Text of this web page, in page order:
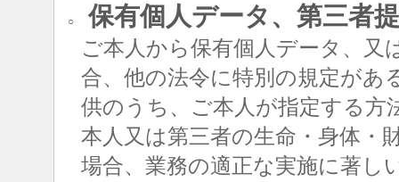
○ 保有個人データ、第三者
ご本人から保有個人データ、又
合、他の法令に特別の規定があ
供のうち、ご本人が指定する方
本人又は第三者の生命・身体・
場合、業務の適正な実施に著し